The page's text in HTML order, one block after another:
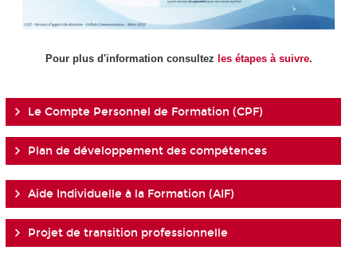
Pour plus d'information consultez les étapes à suivre.
Le Compte Personnel de Formation (CPF)
Plan de développement des compétences
Aide Individuelle à la Formation (AIF)
Projet de transition professionnelle